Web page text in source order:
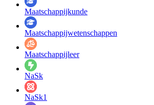
Maatschappij­kunde
Maatschappij­wetenschappen
Maatschappijleer
NaSk
NaSk1